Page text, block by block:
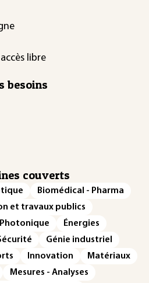
libre
besoins
couverts
Biomédical - Pharma
et travaux publics
Énergies
Génie industriel
Innovation
Matériaux
Mesures - Analyses